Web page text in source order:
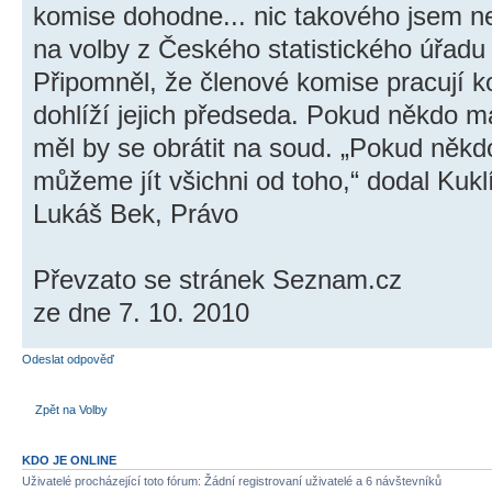
komise dohodne... nic takového jsem
na volby z Českého statistického
Připomněl, že členové komise pracují
dohlíží jejich předseda. Pokud někdo
měl by se obrátit na soud. „Pokud
můžeme jít všichni od toho,“ dodal
Lukáš Bek, Právo
Převzato se stránek Seznam.cz
ze dne 7. 10. 2010
Odeslat odpověď
Zpět na Volby
KDO JE ONLINE
Uživatelé procházející toto fórum: Žádní registrovaní uživatelé a 6 návštevníků